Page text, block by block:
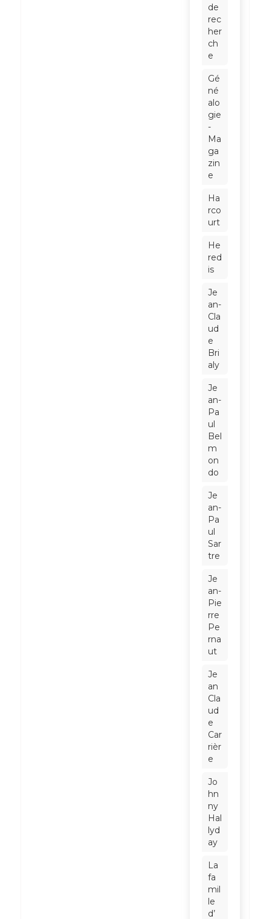
de
rec
her
ch
e
Gé
né
alo
gie
-
Ma
ga
zin
e
Ha
rco
urt
He
red
is
Je
an-
Cla
ud
e
Bri
aly
Je
an-
Pa
ul
Bel
m
on
do
Je
an-
Pa
ul
Sar
tre
Je
an-
Pie
rre
Pe
rna
ut
Je
an
Cla
ud
e
Car
rièr
e
Jo
hn
ny
Hal
lyd
ay
La
fa
mil
le
d’